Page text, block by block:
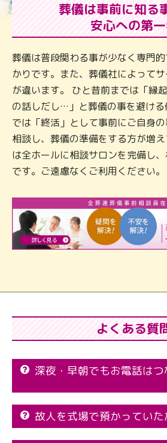
葬儀は事前に知る
安心への第
葬儀は普段関わる事が少なく専門
かりです。また、葬儀社によって
が違います。 ひと昔前までは「縁
の話しだし…」と葬儀の事を避け
では「終活」として事前にご自身
相談し、葬儀の準備をする方が増
は全ホールに相談サロンを完備し
です。ご遠慮なくご利用ください。
よくある質
深夜・早朝でもお電話はつ
故人を式場で預かっていた